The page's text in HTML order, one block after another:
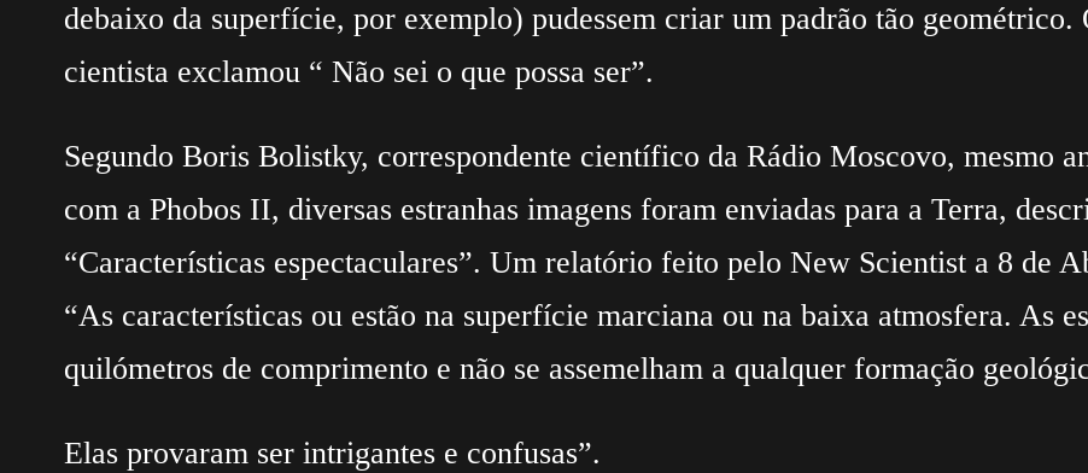
debaixo da superfície, por exemplo) pudessem criar um padrão tão geométrico.
cientista exclamou “ Não sei o que possa ser”.
Segundo Boris Bolistky, correspondente científico da Rádio Moscovo, mesmo
com a Phobos II, diversas estranhas imagens foram enviadas para a Terra,
“Características espectaculares”. Um relatório feito pelo New Scientist a 8 de
“As características ou estão na superfície marciana ou na baixa atmosfera. As
quilómetros de comprimento e não se assemelham a qualquer formação
Elas provaram ser intrigantes e confusas”.